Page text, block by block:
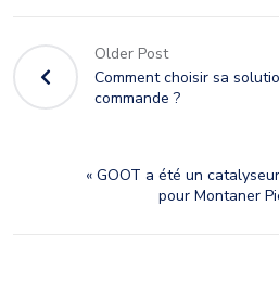
Older Post
Comment choisir sa
commande ?
« GOOT a été un
pour Montaner